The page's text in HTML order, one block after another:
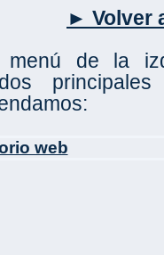
► Volver
de la
web